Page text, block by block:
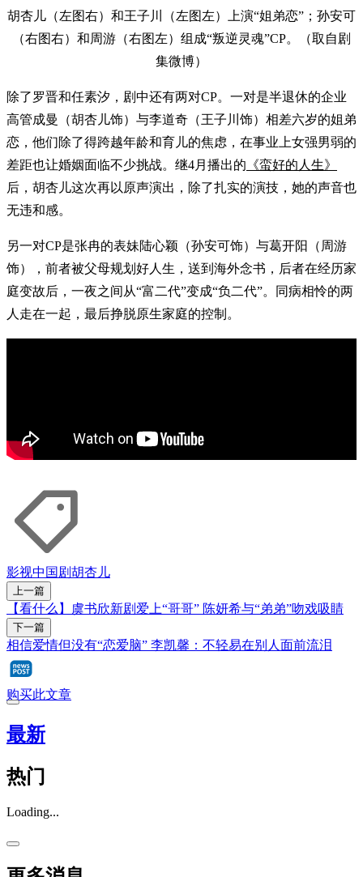
胡杏儿（左图右）和王子川（左图左）上演“姐弟恋”；孙安可
（右图右）和周游（右图左）组成“叛逆灵魂”CP。（取自剧
集微博）
除了罗晋和任素汐，剧中还有两对CP。一对是半退休的企业
高管成曼（胡杏儿饰）与李道奇（王子川饰）相差六岁的姐弟
恋，他们除了得跨越年龄和育儿的焦虑，在事业上女强男弱的
差距也让婚姻面临不少挑战。继4月播出的 《蛮好的人生》
后，胡杏儿这次再以原声演出，除了扎实的演技，她的声音也
无违和感。
另一对CP是张冉的表妹陆心颖（孙安可饰）与葛开阳（周游
饰），前者被父母规划好人生，送到海外念书，后者在经历家
庭变故后，一夜之间从“富二代”变成“负二代”。同病相怜的两
人走在一起，最后挣脱原生家庭的控制。
影视中国剧胡杏儿
上一篇
【看什么】虞书欣新剧爱上“哥哥” 陈妍希与“弟弟”吻戏吸睛
下一篇
相信爱情但没有“恋爱脑” 李凯馨：不轻易在别人面前流泪
购买此文章
最新
热门
Loading...